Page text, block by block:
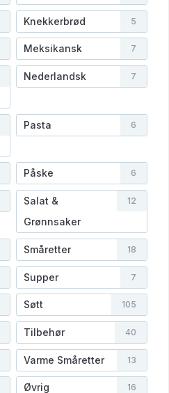
Knekkerbrød 5
Meksikansk 7
Nederlandsk 7
Pasta 6
Påske 6
Salat &
Grønnsaker
12
Småretter 18
Supper 7
Søtt 105
Tilbehør 40
Varme Småretter 13
Øvrig 16